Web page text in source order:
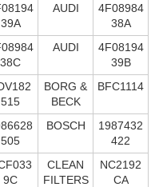
39A
AUDI
4F08984
38A
38C
AUDI
4F08194
39B
515
BORG &
BECK
BFC1114
505
BOSCH
1987432
422
9C
CLEAN
FILTERS
NC2192
CA